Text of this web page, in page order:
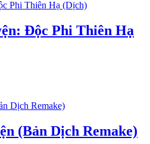
Độc Phi Thiên Hạ
(Bản Dịch Remake)